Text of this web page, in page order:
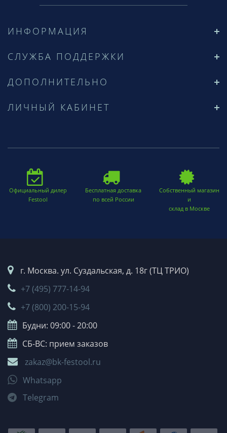
ИНФОРМАЦИЯ
СЛУЖБА ПОДДЕРЖКИ
ДОПОЛНИТЕЛЬНО
ЛИЧНЫЙ КАБИНЕТ
Официальный дилер
Festool
Бесплатная доставка
по всей России
Собственный магазин
и
склад в Москве
г. Москва. ул. Суздальская, д. 18г (ТЦ ТРИО)
+7 (495) 777-14-94
+7 (800) 200-15-94
Будни: 09:00 - 20:00
СБ-ВС: прием заказов
zakaz@bk-festool.ru
Whatsapp
Telegram